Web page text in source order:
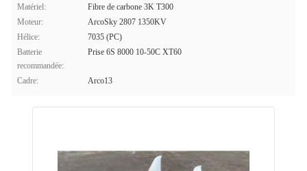
Matériel:
Fibre de carbone 3K T300
Moteur:
ArcoSky 2807 1350KV
Hélice:
7035 (PC)
Batterie
recommandée:
Prise 6S 8000 10-50C XT60
Cadre: Arco13